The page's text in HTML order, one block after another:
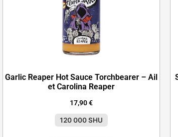
Garlic Reaper Hot Sauce Torchbearer – Ail
et Carolina Reaper
17,90€
120 000 SHU